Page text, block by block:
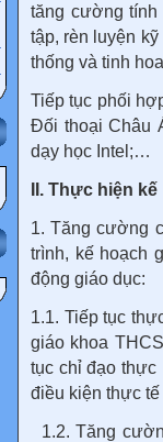
tăng cường tính
tập, rèn luyện
thống và tinh
Tiếp tục phối
Đối thoại Châu
dạy học Intel;…
II. Thực hiện
1. Tăng cường
trình, kế hoạch
động giáo dục:
1.1. Tiếp tục
giáo khoa
tục chỉ đạo
điều kiện thực
1.2. Tăng